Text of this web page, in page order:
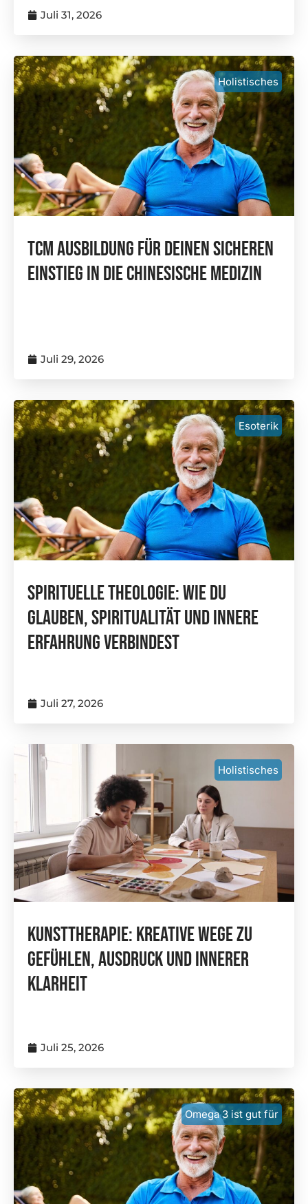
Juli 31, 2026
Holistisches
TCM Ausbildung Für Deinen Sicheren
Einstieg In Die Chinesische Medizin
Juli 29, 2026
Esoterik
Spirituelle Theologie: Wie Du
Glauben, Spiritualität Und Innere
Erfahrung Verbindest
Juli 27, 2026
Holistisches
Kunsttherapie: Kreative Wege Zu
Gefühlen, Ausdruck Und Innerer
Klarheit
Juli 25, 2026
Omega 3 ist gut für